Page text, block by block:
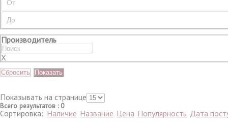
Производитель
X
Сбросить Показать
Показывать на странице
Всего результатов : 0
Сортировка: Наличие Название Цена Популярность Дата